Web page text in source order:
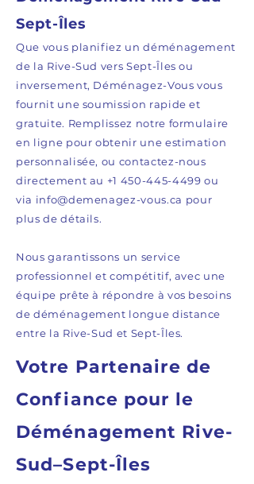
Sept-Îles
Que vous planifiez un déménagement
de la Rive-Sud vers Sept-Îles ou
inversement, Déménagez-Vous vous
fournit une soumission rapide et
gratuite. Remplissez notre formulaire
en ligne pour obtenir une estimation
personnalisée, ou contactez-nous
directement au +1 450-445-4499 ou
via info@demenagez-vous.ca pour
plus de détails.
Nous garantissons un service
professionnel et compétitif, avec une
équipe prête à répondre à vos besoins
de déménagement longue distance
entre la Rive-Sud et Sept-Îles.
Votre Partenaire de
Confiance pour le
Déménagement Rive-
Sud–Sept-Îles